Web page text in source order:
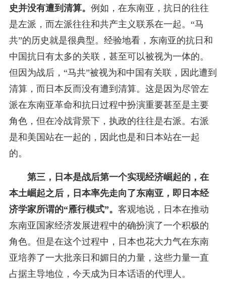
史并没有遭到清算。 例如，在东南亚，抗日的往往
是左派，而左派往往和共产主义联系在一起。“马
共”的历史就是很典型。经验地看，东南亚的抗日和
中国抗日有太多的关联，甚至可以被视为一体的。
但因为战后，“马共”被视为和中国有关联，因此遭到
清算，而日本反而没有遭到清算。这是因为尽管左
派在东南亚革命和抗日过程中扮演重要甚至是主要
角色，但在冷战背景下，执政的往往是右派。右派
是和美国站在一起的，因此也是和日本站在一起
的。
第三，日本是战后第一个实现经济崛起的，在
本土崛起之后，日本率先走向了东南亚，即日本经
济学家所谓的“雁行模式”。 客观地说，日本在推动
东南亚国家经济发展进程中的确扮演了一个积极的
角色。但是在这个过程中，日本也花大力气在东南
亚培养了一大批亲日和媚日的力量，这些力量一直
占据主导地位，今天成为日本话语的代理人。